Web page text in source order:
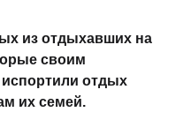
из отдыхавших на
своим
отдых
их семей.